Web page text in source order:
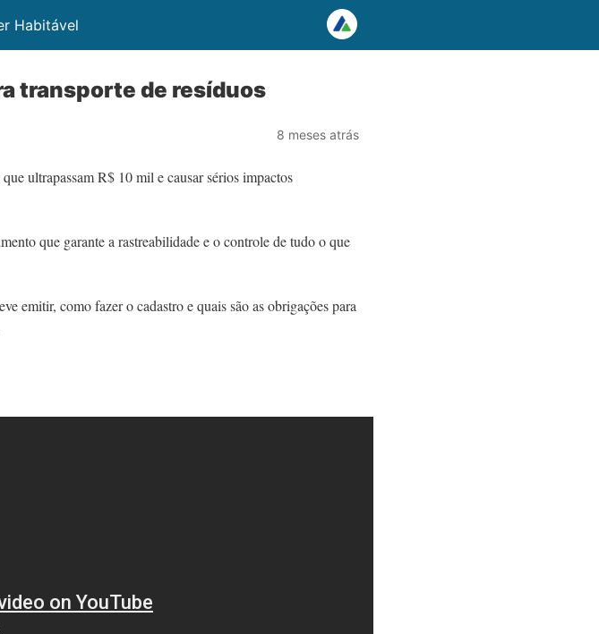
Habitável
transporte de resíduos
8 meses atrás
ultrapassam R$ 10 mil e causar sérios impactos
que garante a rastreabilidade e o controle de tudo o que
emitir, como fazer o cadastro e quais são as obrigações para